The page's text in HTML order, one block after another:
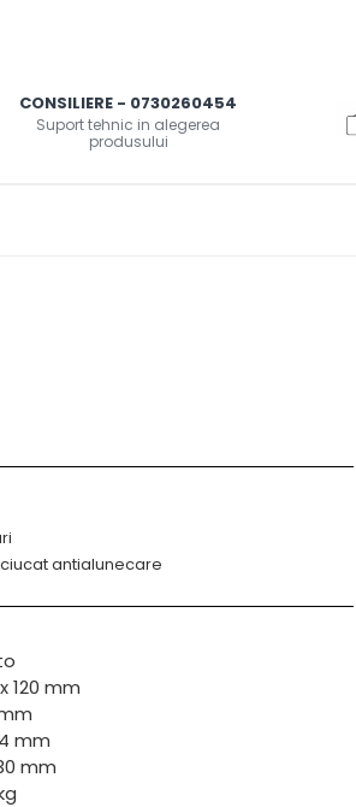
CONSILIERE - 0730260454
Suport tehnic in alegerea
produsului
antialunecare
120 mm
mm
mm